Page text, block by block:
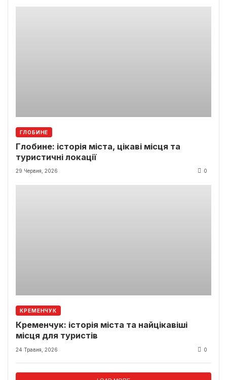
ГЛОБИНЕ
Глобине: історія міста, цікаві місця та
туристичні локації
29 Червня, 2026 0
КРЕМЕНЧУК
Кременчук: історія міста та найцікавіші
місця для туристів
24 Травня, 2026 0